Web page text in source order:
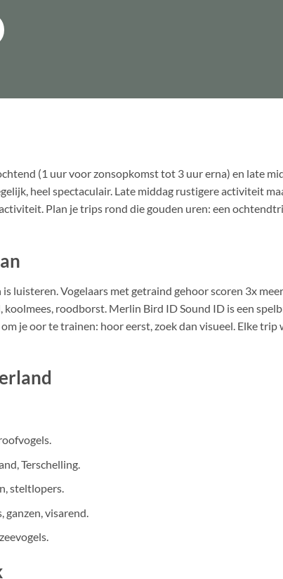
(1 uur voor zonsopkomst tot 3 uur erna) en late
heel spectaculair. Late middag rustigere activiteit
Plan je trips rond die gouden uren: een
luisteren. Vogelaars met getraind gehoor scoren 3x
koolmees, roodborst. Merlin Bird ID Sound ID is een
je oor te trainen: hoor eerst, zoek dan visueel. Elke
Terschelling.
steltlopers.
visarend.